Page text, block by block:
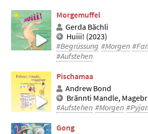
Morgemuffel
Gerda Bächli
Huiii! (2023)
#Begrüssung #Morgen
#Aufstehen
Pischamaa
Andrew Bond
Brännti Mandle,
#Aufstehen #Morgen
Gong